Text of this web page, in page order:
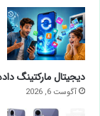
دیجیتال مارکتینگ
آگوست 6, 2026